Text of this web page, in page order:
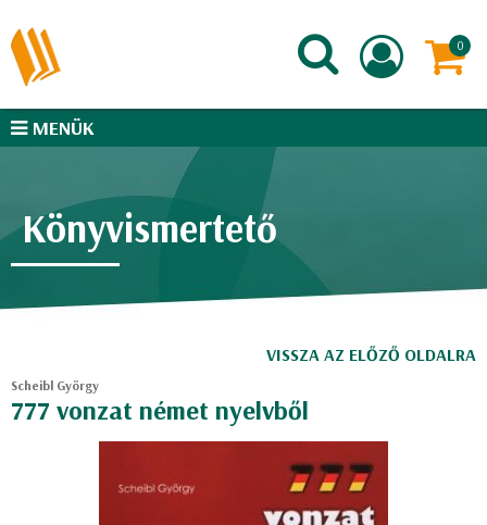
MENÜK
Könyvismertető
VISSZA AZ ELŐZŐ OLDALRA
Scheibl György
777 vonzat német nyelvből